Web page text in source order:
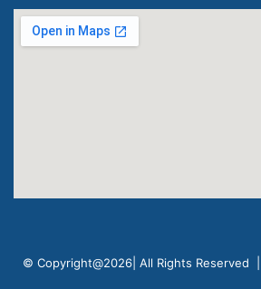
© Copyright@2026| All Rights Reserved |